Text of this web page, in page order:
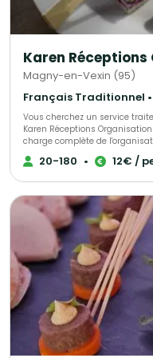
Karen
Magny-en-Vexin (95)
Vous cherchez un service
Karen Réceptions
charge complète de l'organisation
déjeunatoire ou dînatoire !
âge, rôtisserie, barbecue et
20-180 • 12€ /